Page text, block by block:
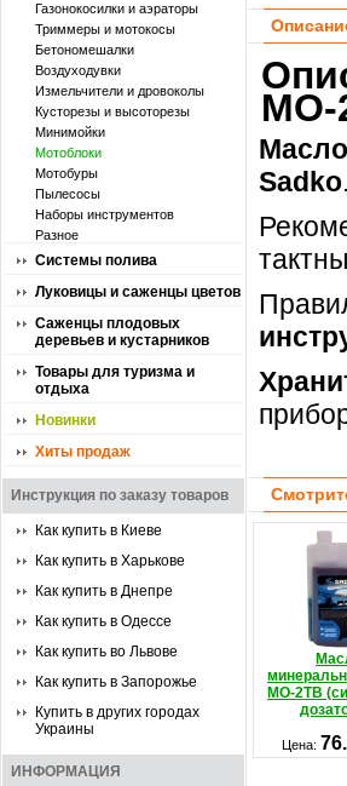
Газонокосилки и аэраторы
Триммеры и мотокосы
Бетономешалки
Воздуходувки
Измельчители и дровоколы
Кусторезы и высоторезы
Минимойки
Мотоблоки
Мотобуры
Пылесосы
Наборы инструментов
Разное
Системы полива
Луковицы и саженцы цветов
Саженцы плодовых
деревьев и кустарников
Товары для туризма и
отдыха
Новинки
Хиты продаж
Инструкция по заказу товаров
Как купить в Киеве
Как купить в Харькове
Как купить в Днепре
Как купить в Одессе
Как купить во Львове
Как купить в Запорожье
Купить в других городах
Украины
ИНФОРМАЦИЯ
Sadko
MO-2TB
Цена: